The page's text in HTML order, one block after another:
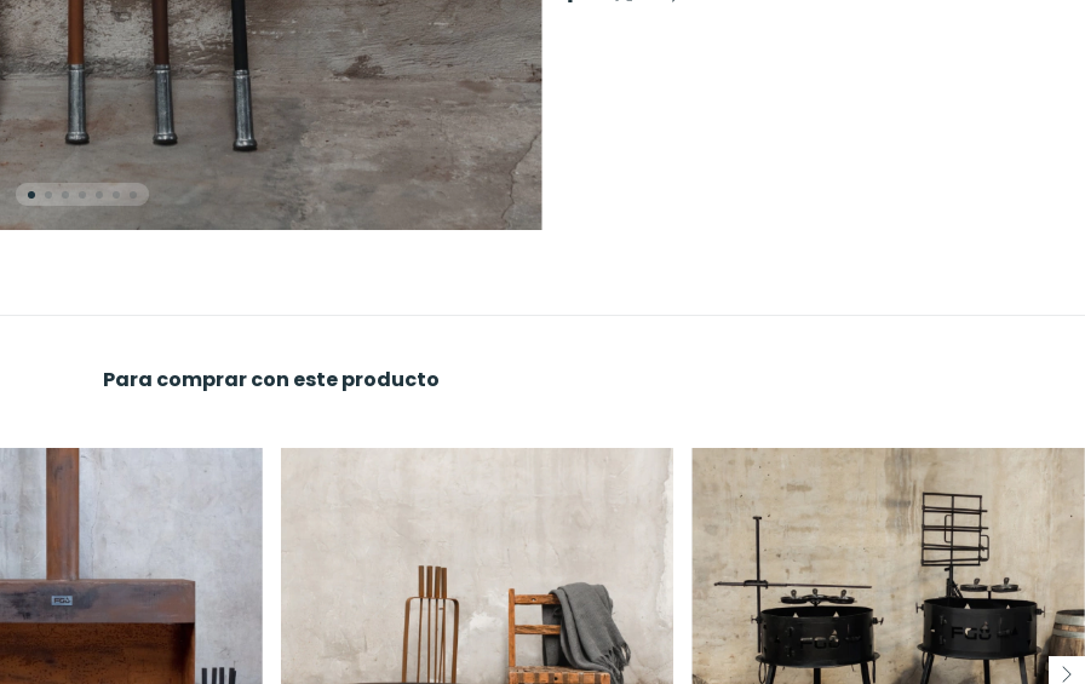
Para comprar con este producto